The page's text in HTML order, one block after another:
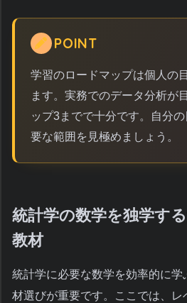
POINT
学習のロードマップは個人の
ます。実務でのデータ分析が
ップ3までで十分です。自分
要な範囲を見極めましょう。
統計学の数学を独学す
教材
統計学に必要な数学を効率的に学
材選びが重要です。ここでは、